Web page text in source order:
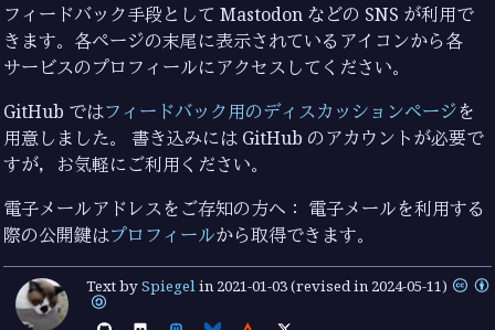
フィードバック手段として Mastodon などの SNS が利用で
きます。各ページの末尾に表示されているアイコンから各
サービスのプロフィールにアクセスしてください。
GitHub ではフィードバック用のディスカッションページを
用意しました。 書き込みには GitHub のアカウントが必要で
すが，お気軽にご利用ください。
電子メールアドレスをご存知の方へ： 電子メールを利用する
際の公開鍵はプロフィールから取得できます。
Text bySpiegel in 2021-01-03(revised in 2024-05-11)